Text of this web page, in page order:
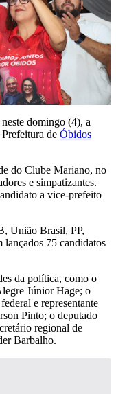
domingo (4), a
de Óbidos
do Clube Mariano, no
e simpatizantes.
a vice-prefeito
União Brasil, PP,
75 candidatos
da política, como o
Júnior Hage; o
e representante
Pinto; o deputado
regional de
Barbalho.